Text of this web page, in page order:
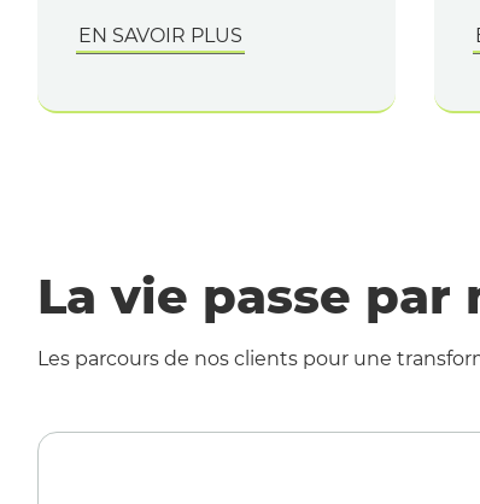
EN SAVOIR PLUS
La vie passe par
Les parcours de nos clients pour une